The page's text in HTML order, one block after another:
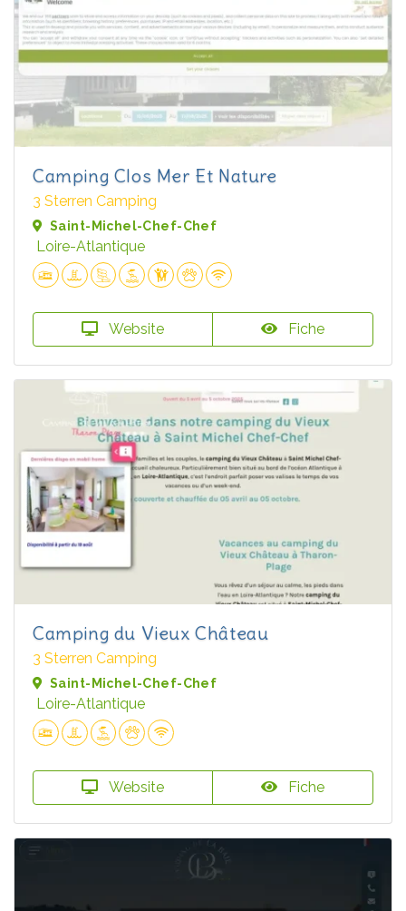
Camping Clos Mer Et Nature
3 Sterren Camping
Saint-Michel-Chef-Chef
Loire-Atlantique
Website Fiche
Camping du Vieux Château
3 Sterren Camping
Saint-Michel-Chef-Chef
Loire-Atlantique
Website Fiche